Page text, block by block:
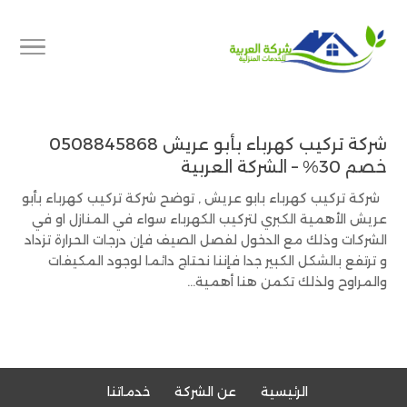
شركة تركيب كهرباء بأبو عريش 0508845868
خصم 30% – الشركة العربية
شركة تركيب كهرباء بابو عريش , توضح شركة تركيب كهرباء بأبو
عريش الأهمية الكبري لتركيب الكهرباء سواء في المنازل او في
الشركات وذلك مع الدخول لفصل الصيف فإن درجات الحرارة تزداد
و ترتفع بالشكل الكبير جدا فإننا نحتاج دائما لوجود المكيفات
والمراوح ولذلك تكمن هنا أهمية...
الرئيسية عن الشركة خدماتنا